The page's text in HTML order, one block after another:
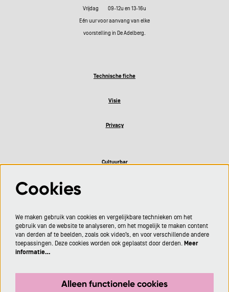
Vrijdag 09-12u en 13-16u
Eén uur voor aanvang van elke
voorstelling in De Adelberg.
Technische fiche
Visie
Privacy
Cultuurbar
Cookies
We maken gebruik van cookies en vergelijkbare technieken om het
gebruik van de website te analyseren, om het mogelijk te maken content
van derden af te beelden, zoals ook video’s, en voor verschillende andere
toepassingen. Deze cookies worden ook geplaatst door derden. Meer
informatie…
Alleen functionele cookies